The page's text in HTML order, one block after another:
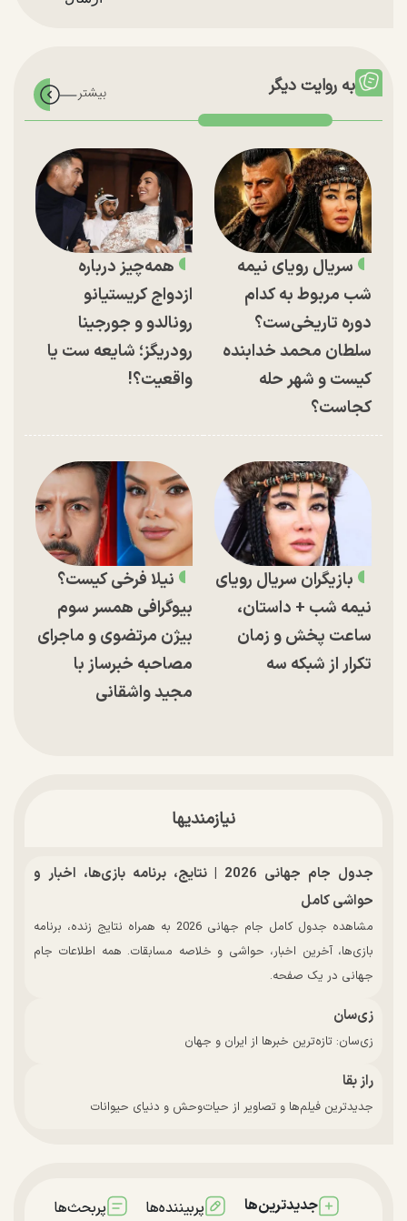
به روایت دیگر
سریال رویای نیمه
شب مربوط به کدام
دوره تاریخی‌ست؟
سلطان محمد خدابنده
کیست و شهر حله
کجاست؟
همه‌چیز درباره
ازدواج کریستیانو
رونالدو و جورجینا
رودریگز؛ شایعه ست یا
واقعیت؟!
بازیگران سریال رویای
نیمه شب + داستان،
ساعت پخش و زمان
تکرار از شبکه سه
نیلا فرخی کیست؟
بیوگرافی همسر سوم
بیژن مرتضوی و ماجرای
مصاحبه خبرساز با
مجید واشقانی
نیازمندیها
جدول جام جهانی 2026 | نتایج، برنامه بازی‌ها، اخبار و
حواشی کامل
مشاهده جدول کامل جام جهانی 2026 به همراه نتایج زنده، برنامه
بازی‌ها، آخرین اخبار، حواشی و خلاصه مسابقات. همه اطلاعات جام
جهانی در یک صفحه.
زی‌سان
زی‌سان: تازه‌ترین خبرها از ایران و جهان
راز بقا
جدیدترین فیلم‌ها و تصاویر از حیات‌وحش و دنیای حیوانات
جدیدترین‌ها پربیننده‌ها پربحث‌ها